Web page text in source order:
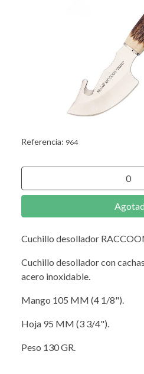
Referencia: 964
Cuchillo desollador
Cuchillo desollador con
acero inoxidable.
Mango 105 MM (4 1/8").
Hoja 95 MM (3 3/4").
Peso 130 GR.